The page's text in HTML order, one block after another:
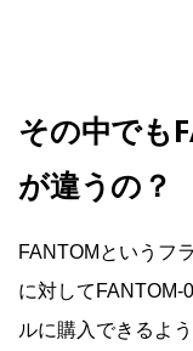
その中でも
が違うの？
FANTOMというフ
に対してFANTOM-
ルに購入できるよ